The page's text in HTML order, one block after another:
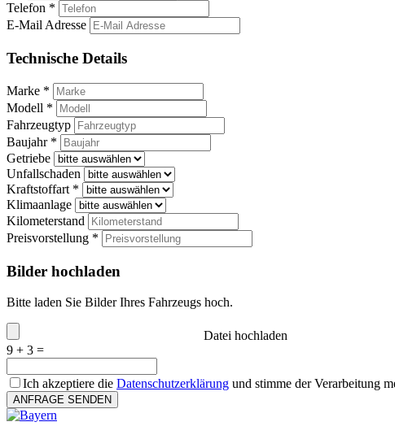
Telefon *
E-Mail Adresse
Technische Details
Marke *
Modell *
Fahrzeugtyp
Baujahr *
Getriebe
Unfallschaden
Kraftstoffart *
Klimaanlage
Kilometerstand
Preisvorstellung *
Bilder hochladen
Bitte laden Sie Bilder Ihres Fahrzeugs hoch.
Datei hochladen
9 + 3 =
Ich akzeptiere die Datenschutzerklärung und stimme der Verarbeitung
ANFRAGE SENDEN